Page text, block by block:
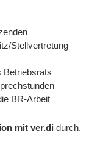
Stellvertretung
Betriebsrats
BR-Arbeit
mit ver.di durch.